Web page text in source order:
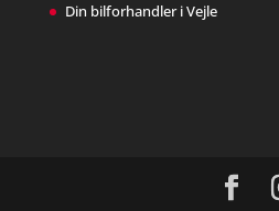
Din bilforhandler i Vejle